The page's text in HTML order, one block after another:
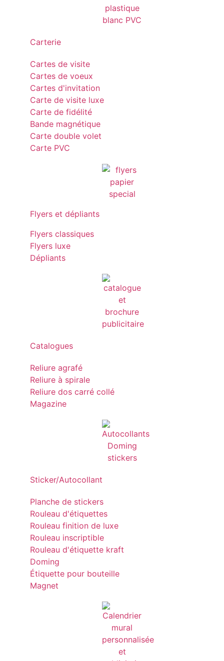
Carterie
Cartes de visite
Cartes de voeux
Cartes d'invitation
Carte de visite luxe
Carte de fidélité
Bande magnétique
Carte double volet
Carte PVC
Flyers et dépliants
Flyers classiques
Flyers luxe
Dépliants
Catalogues
Reliure agrafé
Reliure à spirale
Reliure dos carré collé
Magazine
Sticker/Autocollant
Planche de stickers
Rouleau d'étiquettes
Rouleau finition de luxe
Rouleau inscriptible
Rouleau d'étiquette kraft
Doming
Étiquette pour bouteille
Magnet